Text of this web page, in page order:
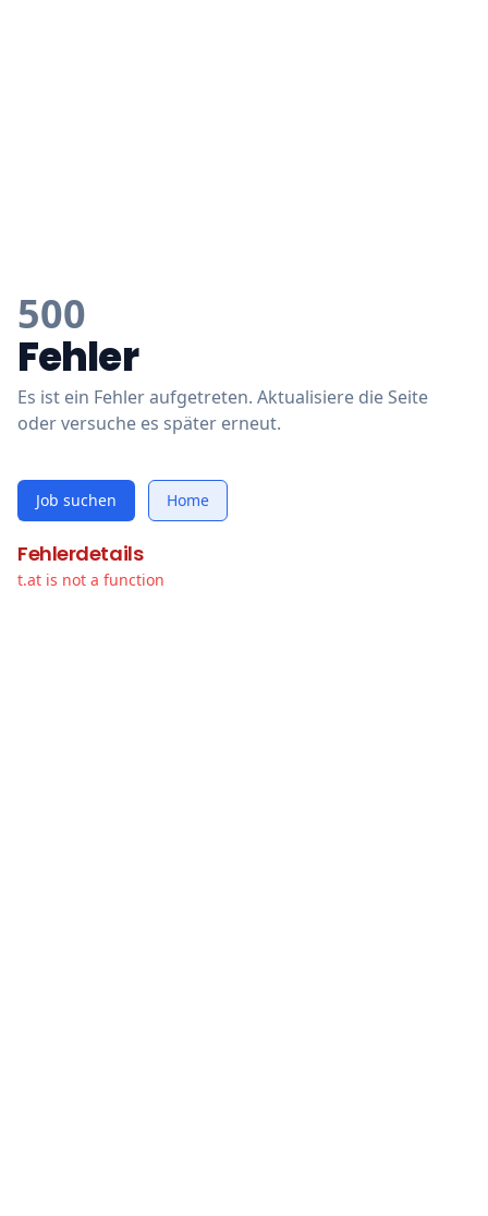
500
Fehler
Es ist ein Fehler aufgetreten. Aktualisiere die Seite
oder versuche es später erneut.
Job suchen Home
Fehlerdetails
t.at is not a function